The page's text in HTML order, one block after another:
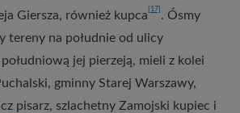
Giersza, również kupca [17] . Ósmy
tereny na południe od ulicy
jej pierzeją, mieli z kolei
gminny Starej Warszawy,
pisarz, szlachetny Zamojski kupiec i